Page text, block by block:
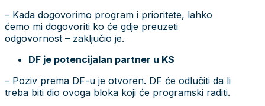
– Kada dogovorimo program i prioritete, lahko
ćemo mi dogovoriti ko će gdje preuzeti
odgovornost – zaključio je.
DF je potencijalan partner u KS
– Poziv prema DF-u je otvoren. DF će odlučiti da li
treba biti dio ovoga bloka koji će programski raditi.